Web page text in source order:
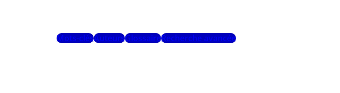
Mots-clésAuteursGlossaireRecherche avancée